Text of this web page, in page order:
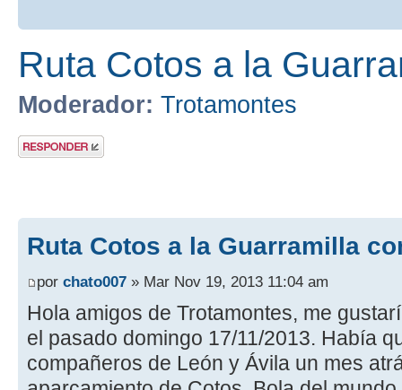
Ruta Cotos a la
Moderador: Trotamontes
Publicar una
respuesta
Ruta Cotos a la Guarramilla
por chato007 » Mar Nov 19, 2013 11:04 am
Hola amigos de Trotamontes, me
el pasado domingo 17/11/2013. Había
compañeros de León y Ávila un mes